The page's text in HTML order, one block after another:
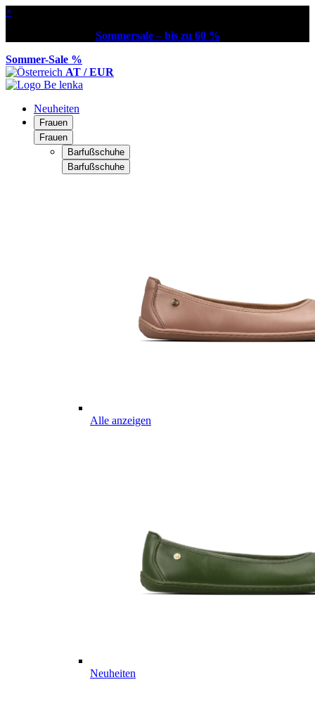
×
Sommersale – bis zu 60 %
Sommer-Sale %
AT / EUR
Neuheiten
Frauen
Frauen
Barfußschuhe
Barfußschuhe
Alle anzeigen
Neuheiten